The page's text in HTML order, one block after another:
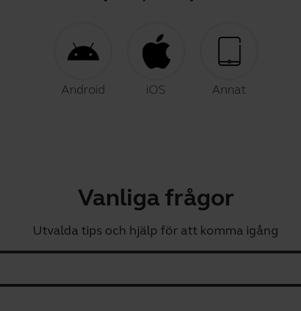
Android iOS Annat
Vanliga frågor
Utvalda tips och hjälp för att komma igång